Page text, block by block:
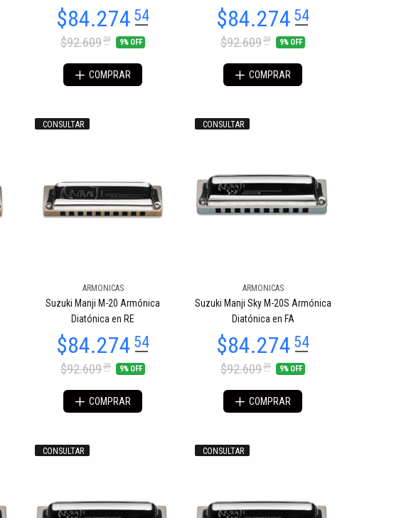
$92.60939 9% OFF
COMPRAR
$92.60939 9% OFF
COMPRAR
CONSULTAR
ARMONICAS
Suzuki Manji M-20 Armónica
Diatónica en RE
$92.60939 9% OFF
COMPRAR
CONSULTAR
ARMONICAS
Suzuki Manji Sky M-20S Armónica
Diatónica en FA
$92.60939 9% OFF
COMPRAR
CONSULTAR CONSULTAR